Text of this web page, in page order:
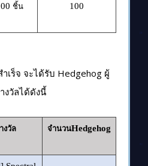
ชิ้น 100
เร็จ จะได้รับ Hedgehog ผู้
งวัลได้ดังนี้
งวัล จำนวนHedgehog